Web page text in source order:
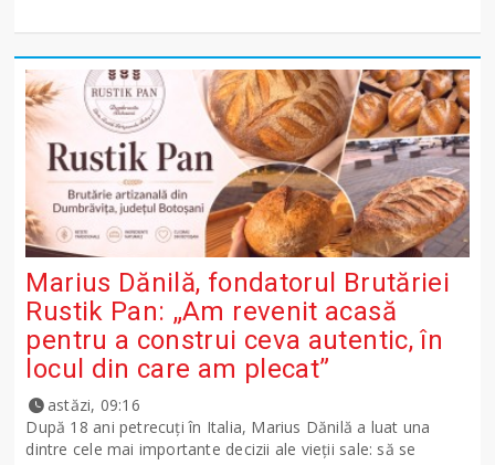
Marius Dănilă, fondatorul Brutăriei
Rustik Pan: „Am revenit acasă
pentru a construi ceva autentic, în
locul din care am plecat”
astăzi, 09:16
După 18 ani petrecuți în Italia, Marius Dănilă a luat una
dintre cele mai importante decizii ale vieții sale: să se